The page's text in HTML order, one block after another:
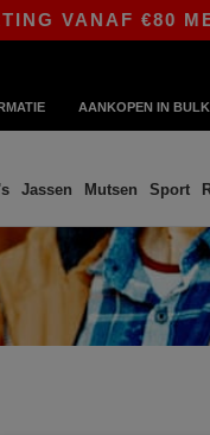
€80 MET
AANKOPEN IN
Jassen Mutsen Sport